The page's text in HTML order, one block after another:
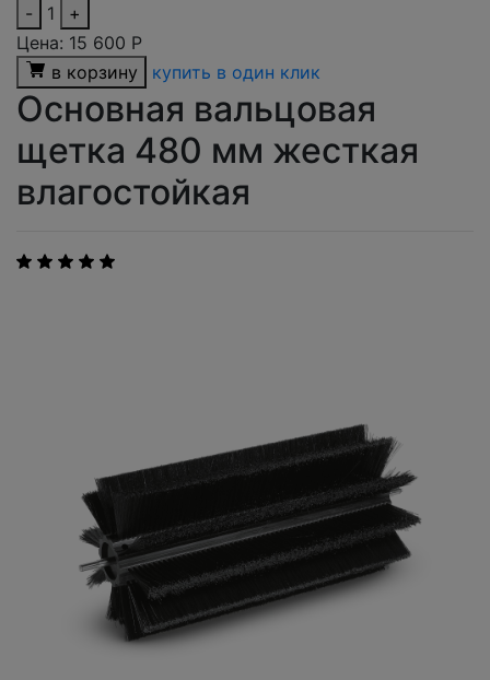
-
1
+
Цена: 15 600 Р
в корзину
купить в один клик
Основная вальцовая
щетка 480 мм жесткая
влагостойкая